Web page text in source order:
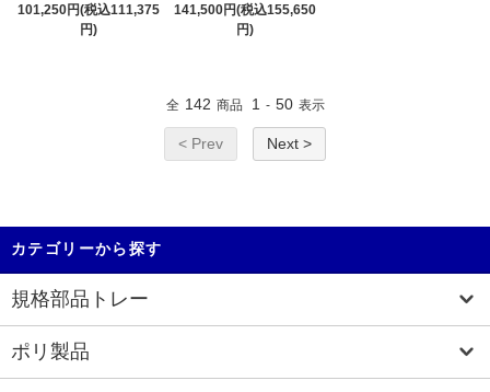
101,250円(税込111,375
円)
141,500円(税込155,650
円)
全 142 商品 1 - 50 表示
< Prev Next >
カテゴリーから探す
規格部品トレー
ポリ製品